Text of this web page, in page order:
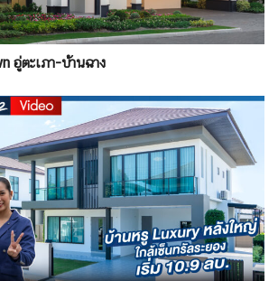
อู่ตะเภา-บ้านฉาง